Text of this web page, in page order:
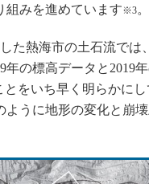
組みを進めています※3。
た熱海市の土石流では
年の標高データと2019
とをいち早く明らかに
ように地形の変化と崩